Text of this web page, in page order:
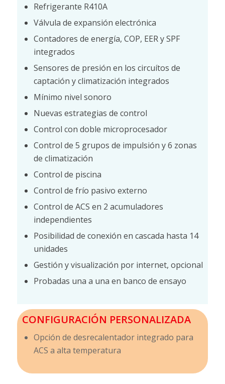
Refrigerante R410A
Válvula de expansión electrónica
Contadores de energía, COP, EER y SPF
integrados
Sensores de presión en los circuítos de
captación y climatización integrados
Mínimo nivel sonoro
Nuevas estrategias de control
Control con doble microprocesador
Control de 5 grupos de impulsión y 6 zonas
de climatización
Control de piscina
Control de frío pasivo externo
Control de ACS en 2 acumuladores
independientes
Posibilidad de conexión en cascada hasta 14
unidades
Gestión y visualización por internet, opcional
Probadas una a una en banco de ensayo
CONFIGURACIÓN PERSONALIZADA
Opción de desrecalentador integrado para
ACS a alta temperatura